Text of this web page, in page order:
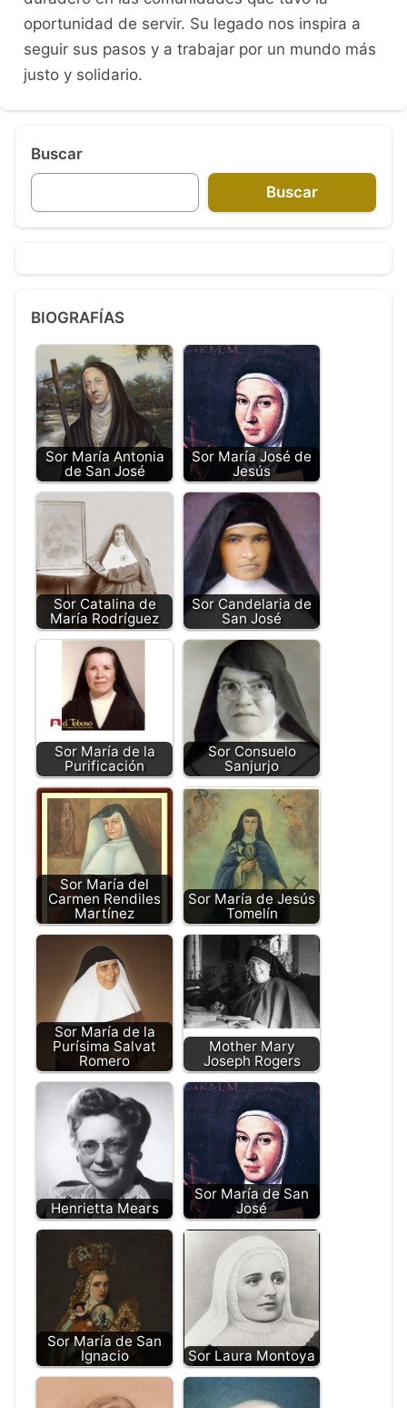
oportunidad de servir. Su legado nos inspira a
seguir sus pasos y a trabajar por un mundo más
justo y solidario.
Buscar
Buscar
BIOGRAFÍAS
Sor María Antonia
de San José
Sor María José de
Jesús
Sor Catalina de
María Rodríguez
Sor Candelaria de
San José
Sor María de la
Purificación
Sor Consuelo
Sanjurjo
Sor María del
Carmen Rendiles
Martínez
Sor María de Jesús
Tomelín
Sor María de la
Purísima Salvat
Romero
Mother Mary
Joseph Rogers
Henrietta Mears
Sor María de San
José
Sor María de San
Ignacio
Sor Laura Montoya